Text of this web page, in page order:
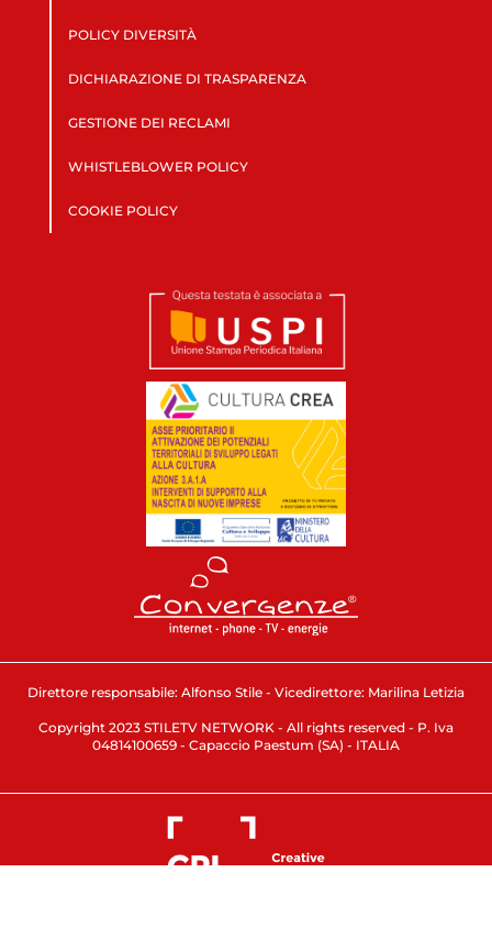
POLICY DIVERSITÀ
DICHIARAZIONE DI TRASPARENZA
GESTIONE DEI RECLAMI
WHISTLEBLOWER POLICY
COOKIE POLICY
Direttore responsabile: Alfonso Stile - Vicedirettore: Marilina Letizia
Copyright 2023 STILETV NETWORK - All rights reserved - P. Iva
04814100659 - Capaccio Paestum (SA) - ITALIA